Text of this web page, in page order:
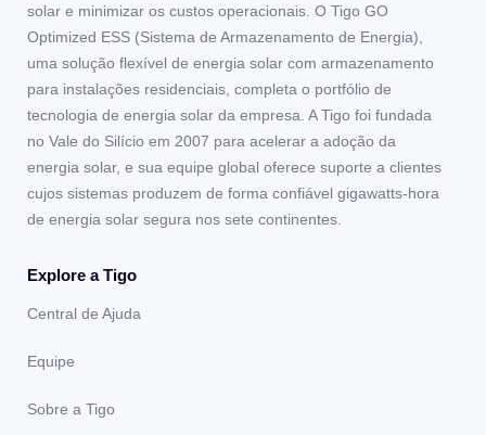
solar e minimizar os custos operacionais. O Tigo GO
Optimized ESS (Sistema de Armazenamento de Energia),
uma solução flexível de energia solar com armazenamento
para instalações residenciais, completa o portfólio de
tecnologia de energia solar da empresa. A Tigo foi fundada
no Vale do Silício em 2007 para acelerar a adoção da
energia solar, e sua equipe global oferece suporte a clientes
cujos sistemas produzem de forma confiável gigawatts-hora
de energia solar segura nos sete continentes.
Explore a Tigo
Central de Ajuda
Equipe
Sobre a Tigo